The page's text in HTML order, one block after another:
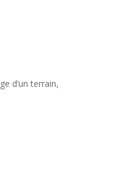
d’un terrain,